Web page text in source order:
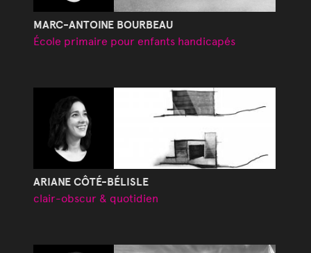
MARC-ANTOINE BOURBEAU
École primaire pour enfants handicapés
ARIANE CÔTÉ-BÉLISLE
clair-obscur & quotidien